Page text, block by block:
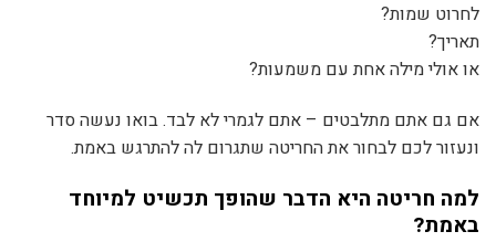
לחרוט שמות?
תאריך?
או אולי מילה אחת עם משמעות?
אם גם אתם מתלבטים – אתם לגמרי לא לבד. בואו נעשה סדר
ונעזור לכם לבחור את החריטה שתגרום לה להתרגש באמת.
למה חריטה היא הדבר שהופך תכשיט למיוחד
באמת?